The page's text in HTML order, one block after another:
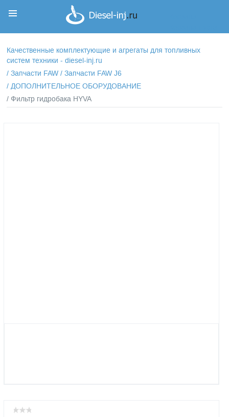
Качественные комплектующие и агрегаты для топливных
систем техники - diesel-inj.ru
/Запчасти FAW /Запчасти FAW J6
/ДОПОЛНИТЕЛЬНОЕ ОБОРУДОВАНИЕ
/ Фильтр гидробака HYVA